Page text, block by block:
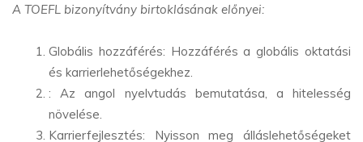
A TOEFL bizonyítvány birtoklásának előnyei:
Globális hozzáférés: Hozzáférés a globális oktatási
és karrierlehetőségekhez.
: Az angol nyelvtudás bemutatása, a hitelesség
növelése.
Karrierfejlesztés: Nyisson meg álláslehetőségeket